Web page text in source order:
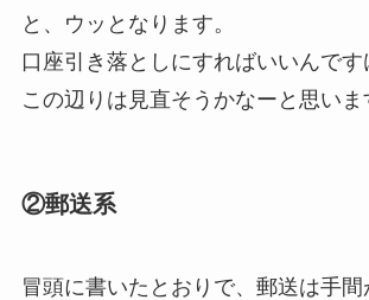
と、ウッとなります。
口座引き落としにすればいいんです
この辺りは見直そうかなーと思いま
②郵送系
冒頭に書いたとおりで、郵送は手間